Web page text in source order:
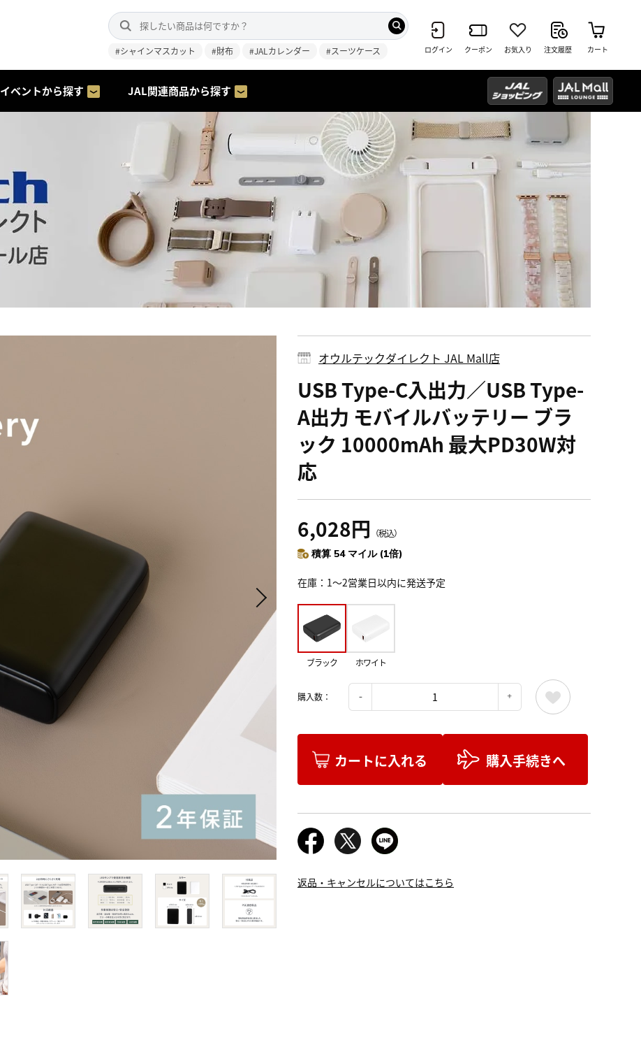
#シャインマスカット #財布 #JALカレンダー #スーツケース ログイン クーポン お気入り 注文履歴 カート
イベントから探す JAL関連商品から探す
オウルテックダイレクト JAL Mall店
USB Type-C入出力／USB Type-
A出力 モバイルバッテリー ブラ
ック 10000mAh 最大PD30W対
応
6,028円 （税込）
積算 54 マイル (1倍)
在庫 1～2営業日以内に発送予定
ブラック ホワイト
購入数：
カートに入れる 購入手続きへ
返品・キャンセルについてはこちら